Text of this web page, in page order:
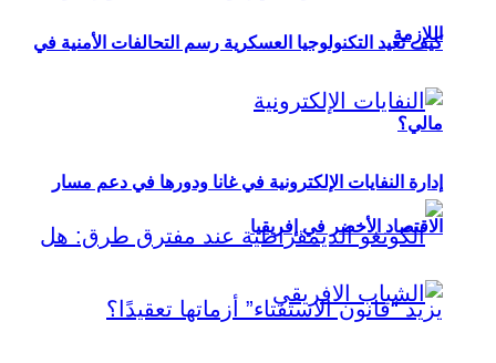
كيف تعيد التكنولوجيا العسكرية رسم التحالفات الأمنية في
مالي؟
اللازمة
إدارة النفايات الإلكترونية في غانا ودورها في دعم مسار
الاقتصاد الأخضر في إفريقيا